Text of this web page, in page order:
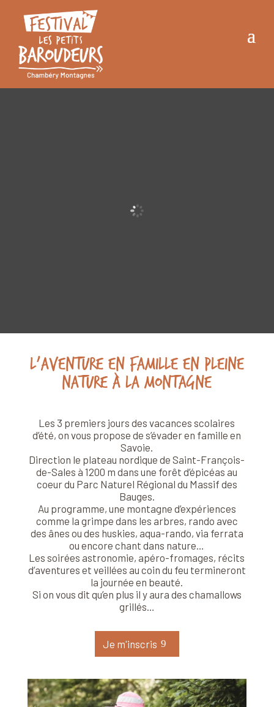
L’aventure en famille en pleine
nature à la montagne
Les 3 premiers jours des vacances scolaires
d’été, on vous propose de s’évader en famille en
Savoie.
Direction le plateau nordique de Saint-François-
de-Sales à 1200 m dans une forêt d’épicéas au
coeur du Parc Naturel Régional du Massif des
Bauges.
Au programme, une montagne d’expériences
comme la grimpe dans les arbres, rando avec
des ânes ou des huskies, aqua-rando, via ferrata
ou encore chant dans nature…
Les soirées astronomie, apéro-fromages, récits
d’aventures et veillées au coin du feu termineront
la journée en beauté.
Si on vous dit qu’en plus il y aura des chamallows
grillés…
Je m'inscris